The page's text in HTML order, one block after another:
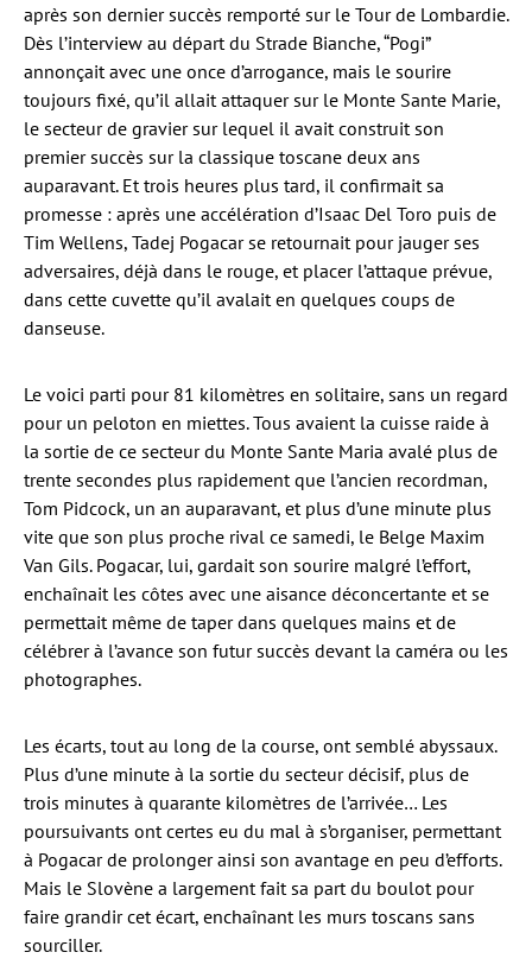
après son dernier succès remporté sur le Tour de Lombardie.
Dès l’interview au départ du Strade Bianche, “Pogi”
annonçait avec une once d’arrogance, mais le sourire
toujours fixé, qu’il allait attaquer sur le Monte Sante Marie,
le secteur de gravier sur lequel il avait construit son
premier succès sur la classique toscane deux ans
auparavant. Et trois heures plus tard, il confirmait sa
promesse : après une accélération d’Isaac Del Toro puis de
Tim Wellens, Tadej Pogacar se retournait pour jauger ses
adversaires, déjà dans le rouge, et placer l’attaque prévue,
dans cette cuvette qu’il avalait en quelques coups de
danseuse.
Le voici parti pour 81 kilomètres en solitaire, sans un regard
pour un peloton en miettes. Tous avaient la cuisse raide à
la sortie de ce secteur du Monte Sante Maria avalé plus de
trente secondes plus rapidement que l’ancien recordman,
Tom Pidcock, un an auparavant, et plus d’une minute plus
vite que son plus proche rival ce samedi, le Belge Maxim
Van Gils. Pogacar, lui, gardait son sourire malgré l’effort,
enchaînait les côtes avec une aisance déconcertante et se
permettait même de taper dans quelques mains et de
célébrer à l’avance son futur succès devant la caméra ou les
photographes.
Les écarts, tout au long de la course, ont semblé abyssaux.
Plus d’une minute à la sortie du secteur décisif, plus de
trois minutes à quarante kilomètres de l’arrivée… Les
poursuivants ont certes eu du mal à s’organiser, permettant
à Pogacar de prolonger ainsi son avantage en peu d’efforts.
Mais le Slovène a largement fait sa part du boulot pour
faire grandir cet écart, enchaînant les murs toscans sans
sourciller.